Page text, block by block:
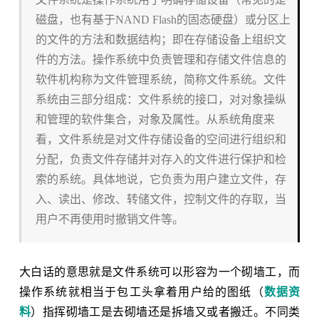
磁盘，也有基于NAND Flash的固态硬盘）或分区上
的文件的方法和数据结构；即在存储设备上组织文
件的方法。操作系统中负责管理和存储文件信息的
软件机构称为文件管理系统，简称文件系统。文件
系统由三部分组成：文件系统的接口，对对象操纵
和管理的软件集合，对象及属性。从系统角度来
看，文件系统是对文件存储设备的空间进行组织和
分配，负责文件存储并对存入的文件进行保护和检
索的系统。具体地说，它负责为用户建立文件，存
入、读出、修改、转储文件，控制文件的存取，当
用户不再使用时撤销文件等。
大白话的意思就是文件系统可以形容为一个砌墙工，而
操作系统就相当于包工头拿着用户给的图纸（数据资
料）指挥砌墙工是去砌墙还是拆墙又或者搬迁。不同类